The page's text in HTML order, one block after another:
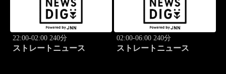
22:00-02:00 240分
ストレートニュース
02:00-06:00 240分
ストレートニュース